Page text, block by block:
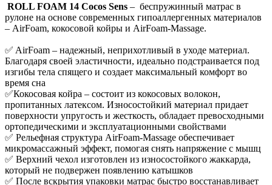
ROLL FOAM 14 Cocos Sens – беспружинный матрас в
рулоне на основе современных гипоаллергенных материалов
– AirFoam, кокосовой койры и AirFoam-Massage.
✅ AirFoam – надежный, неприхотливый в уходе материал.
Благодаря своей эластичности, идеально подстраивается под
изгибы тела спящего и создает максимальный комфорт во
время сна
✅Кокосовая койра – состоит из кокосовых волокон,
пропитанных латексом. Износостойкий материал придает
поверхности упругость и жесткость, обладает превосходными
ортопедическими и эксплуатационными свойствами
✅ Рельефная структура AirFoam-Massage обеспечивает
микромассажный эффект, помогая снять напряжение с мышц
✅ Верхний чехол изготовлен из износостойкого жаккарда,
который не подвержен появлению катышков
✅ После вскрытия упаковки матрас быстро восстанавливает